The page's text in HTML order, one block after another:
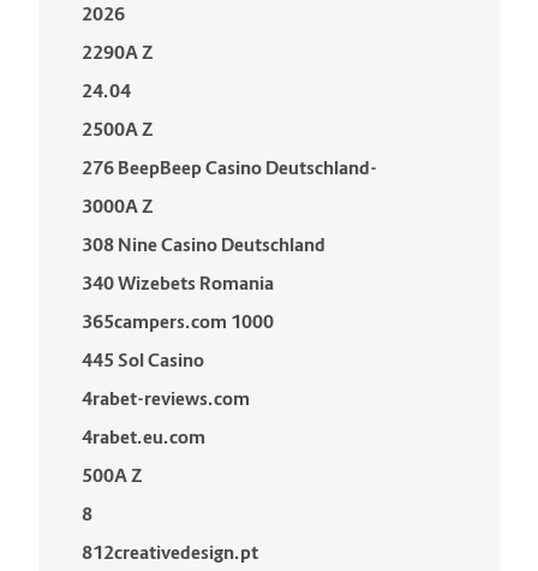
2026
2290A Z
24.04
2500A Z
276 BeepBeep Casino Deutschland-
3000A Z
308 Nine Casino Deutschland
340 Wizebets Romania
365campers.com 1000
445 Sol Casino
4rabet-reviews.com
4rabet.eu.com
500A Z
8
812creativedesign.pt